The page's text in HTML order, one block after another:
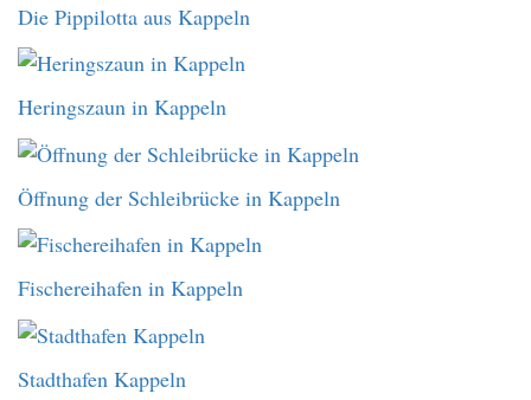
Die Pippilotta aus Kappeln
Heringszaun in Kappeln
Öffnung der Schleibrücke in Kappeln
Fischereihafen in Kappeln
Stadthafen Kappeln